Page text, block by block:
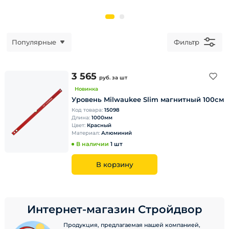
Популярные Фильтр
3 565 руб. за шт
Новинка
Уровень Milwaukee Slim магнитный 100cм
Код товара: 15098
Длина: 1000мм
Цвет: Красный
Материал: Алюминий
В наличии 1 шт
В корзину
Интернет-магазин Стройдвор
Продукция, предлагаемая нашей компанией,